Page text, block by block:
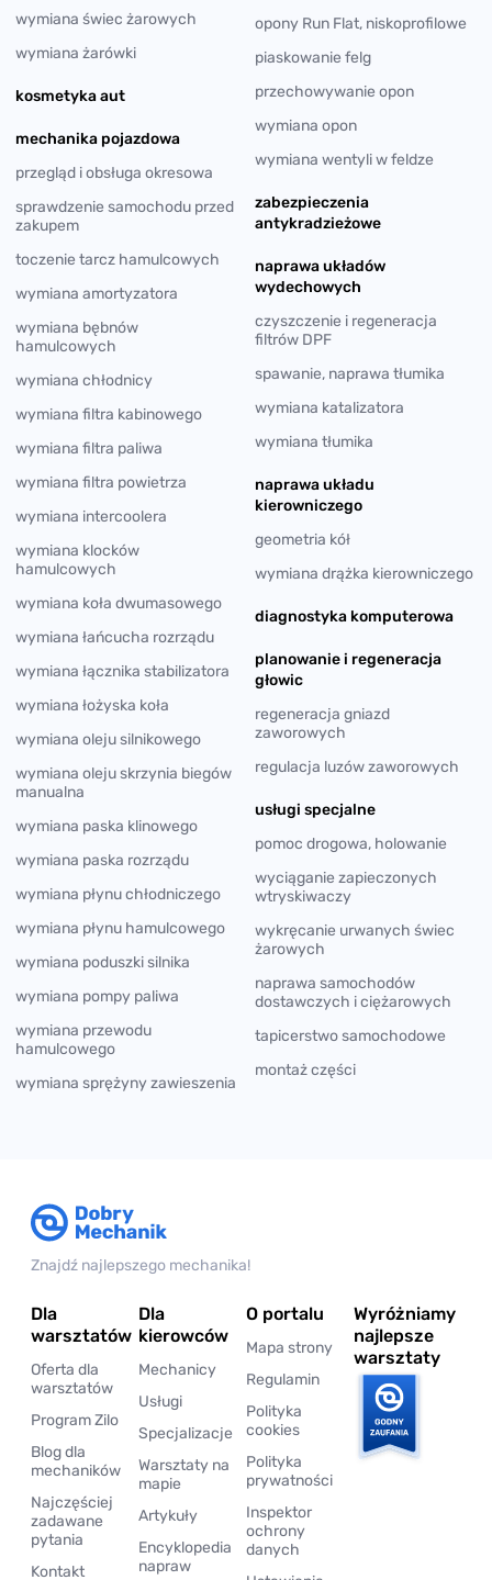
wymiana świec żarowych
wymiana żarówki
kosmetyka aut
mechanika pojazdowa
przegląd i obsługa okresowa
sprawdzenie samochodu przed
zakupem
toczenie tarcz hamulcowych
wymiana amortyzatora
wymiana bębnów
hamulcowych
wymiana chłodnicy
wymiana filtra kabinowego
wymiana filtra paliwa
wymiana filtra powietrza
wymiana intercoolera
wymiana klocków
hamulcowych
wymiana koła dwumasowego
wymiana łańcucha rozrządu
wymiana łącznika stabilizatora
wymiana łożyska koła
wymiana oleju silnikowego
wymiana oleju skrzynia biegów
manualna
wymiana paska klinowego
wymiana paska rozrządu
wymiana płynu chłodniczego
wymiana płynu hamulcowego
wymiana poduszki silnika
wymiana pompy paliwa
wymiana przewodu
hamulcowego
wymiana sprężyny zawieszenia
opony Run Flat, niskoprofilowe
piaskowanie felg
przechowywanie opon
wymiana opon
wymiana wentyli w feldze
zabezpieczenia
antykradzieżowe
naprawa układów
wydechowych
czyszczenie i regeneracja
filtrów DPF
spawanie, naprawa tłumika
wymiana katalizatora
wymiana tłumika
naprawa układu
kierowniczego
geometria kół
wymiana drążka kierowniczego
diagnostyka komputerowa
planowanie i regeneracja
głowic
regeneracja gniazd
zaworowych
regulacja luzów zaworowych
usługi specjalne
pomoc drogowa, holowanie
wyciąganie zapieczonych
wtryskiwaczy
wykręcanie urwanych świec
żarowych
naprawa samochodów
dostawczych i ciężarowych
tapicerstwo samochodowe
montaż części
Znajdź najlepszego mechanika!
Dla
warsztatów
Oferta dla
warsztatów
Program Zilo
Blog dla
mechaników
Najczęściej
zadawane
pytania
Kontakt
Dla
kierowców
Mechanicy
Usługi
Specjalizacje
Warsztaty na
mapie
Artykuły
Encyklopedia
napraw
O portalu
Mapa strony
Regulamin
Polityka
cookies
Polityka
prywatności
Inspektor
ochrony
danych
Wyróżniamy
najlepsze
warsztaty